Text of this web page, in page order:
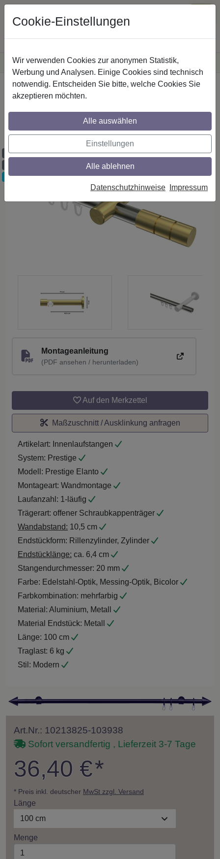
VersandkostenfreieLieferung innerhalb Deutschlands
Sichere Zahlung
Startseite Innenlaufstangen Edelstahl-Optik
Edelstahl-Optik / Messing-Optik in 20 mm
Ø, 1-läufig, Modell PRESTIGE - Elanto
Maßzuschnitt möglich
Neuheit
Montageanleitung
(PDF ansehen / herunterladen)
Auf den Merkzettel
Maßzuschnitt / Ausklinkung anfragen
Artikelart: Innenlaufstangen
System: Prestige
Modell: Prestige Elanto
Montageart: Wandmontage
Laufanzahl: 1-läufig
Trägerart: offener Schraubkappenträger
Wandabstand: 10,5 cm
Endstückform: Rillenzylinder, Zylinder
Endstücklänge: ca. 6,4 cm
Stangendurchmesser: 20 mm
Farbe: Edelstahl-Optik, Messing-Optik, Bicolor
Farbkombination: mehrfarbig
Material: Aluminium, Metall
Material Endstück: Metall
Länge: 100 cm
Traglast: 6 kg
Stil: Modern
Art.Nr.: 10213825-103938
Sofort versandfertig , Lieferzeit 3-7 Tage
36,40 €*
* Preis inkl. deutscher MwSt zzgl. Versand
Länge
100 cm
Menge
Cookie-Einstellungen
Wir verwenden Cookies zur anonymen Statistik,
Werbung und Analysen. Einige Cookies sind technisch
notwendig. Entscheiden Sie bitte, welche Cookies Sie
akzeptieren möchten.
Alle auswählen
Einstellungen
Alle ablehnen
Datenschutzhinweise Impressum